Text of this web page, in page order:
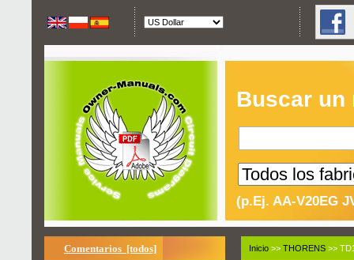
Buscar un
(p.Ej. AA-V20EG
Comentarios [todos] Inicio >> THORENS >>